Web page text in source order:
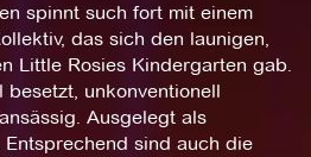
spinnt such fort mit einem
das sich den launigen,
Little Rosies Kindergarten gab.
unkonventionell
Ausgelegt als
sind auch die